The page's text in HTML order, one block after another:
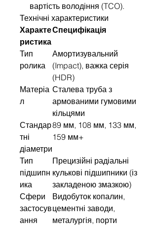
вартість володіння (TCO).
Технічні характеристики
Характе
ристика
Специфікація
Тип
ролика
Амортизувальний
(Impact), важка серія
(HDR)
Матеріа
л
Сталева труба з
армованими гумовими
кільцями
Стандар
тні
діаметри
89 мм, 108 мм, 133 мм,
159 мм+
Тип
підшипн
ика
Прецизійні радіальні
кулькові підшипники (із
закладеною змазкою)
Сфери
застосув
ання
Видобуток копалин,
цементні заводи,
металургія, порти